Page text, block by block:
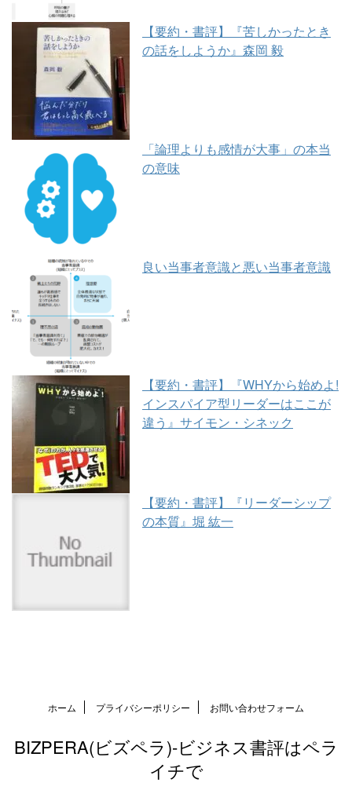
【要約・書評】『苦しかったとき
の話をしようか』森岡 毅
「論理よりも感情が大事」の本当
の意味
良い当事者意識と悪い当事者意識
【要約・書評】『WHYから始めよ!
インスパイア型リーダーはここが
違う』サイモン・シネック
【要約・書評】『リーダーシップ
の本質』堀 紘一
ホーム プライバシーポリシー お問い合わせフォーム
BIZPERA(ビズペラ)-ビジネス書評はペラ
イチで